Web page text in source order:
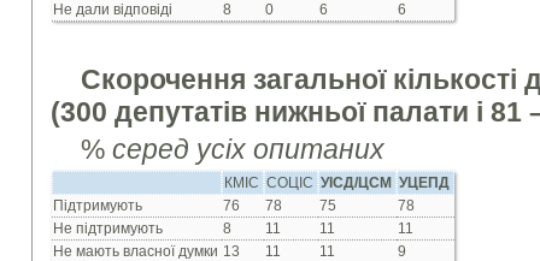
Не дали відповіді
8 0 6 6
Скорочення загальної кількості
(300 депутатів нижньої палати і 81
%серед усіх опитаних
КМІС СОЦІС УІСД/ЦСМ
УЦЕПД
Підтримують
76 78 75
78
Не підтримують
8 11 11
11
Не мають власної думки 13 11 11
9